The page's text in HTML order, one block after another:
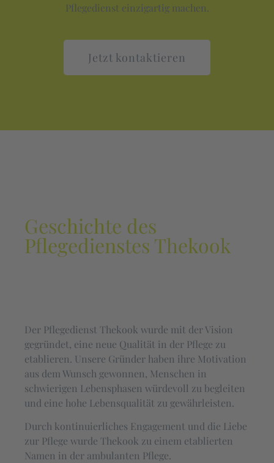
Pflegedienst einzigartig machen.
Jetzt kontaktieren
Geschichte des
Pflegedienstes Thekook
Der Pflegedienst Thekook wurde mit der Vision
gegründet, eine neue Qualität in der Pflege zu
etablieren. Unsere Gründer haben ihre Motivation
aus dem Wunsch gewonnen, Menschen in
schwierigen Lebensphasen würdevoll zu begleiten
und eine hohe Lebensqualität zu gewährleisten.
Durch kontinuierliches Engagement und die Liebe
zur Pflege wurde Thekook zu einem etablierten
Namen in der ambulanten Pflege.